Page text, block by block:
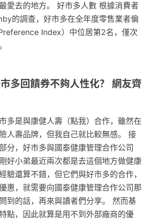
愛去的地方。 好市多人數 根據消費者
的調查，好市多在全年度零售業者偏
Index）中位居第2名，僅次
多回饋券不夠人性化？ 網友齊
多是與康健人壽（點我）合作，雖然在
人壽品牌，但我自己就比較無感。 接
分，好市多與國泰健康管理合作公司
好小弟最近兩次都是去這個地方做健康
驗還算不錯，但它們與好市多的合作，
惠，就需要向國泰健康管理合作公司那
到的話，再來與讀者們分享。 然而基
點，因此就算是用不到外部廠商的優